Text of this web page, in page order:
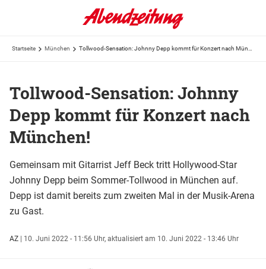
Startseite München
Tollwood-Sensation: Johnny
Depp kommt für Konzert nach
München!
Gemeinsam mit Gitarrist Jeff Beck tritt Hollywood-Star
Johnny Depp beim Sommer-Tollwood in München auf.
Depp ist damit bereits zum zweiten Mal in der Musik-Arena
zu Gast.
AZ | 10. Juni 2022 - 11:56 Uhr, aktualisiert am 10. Juni 2022 - 13:46 Uhr